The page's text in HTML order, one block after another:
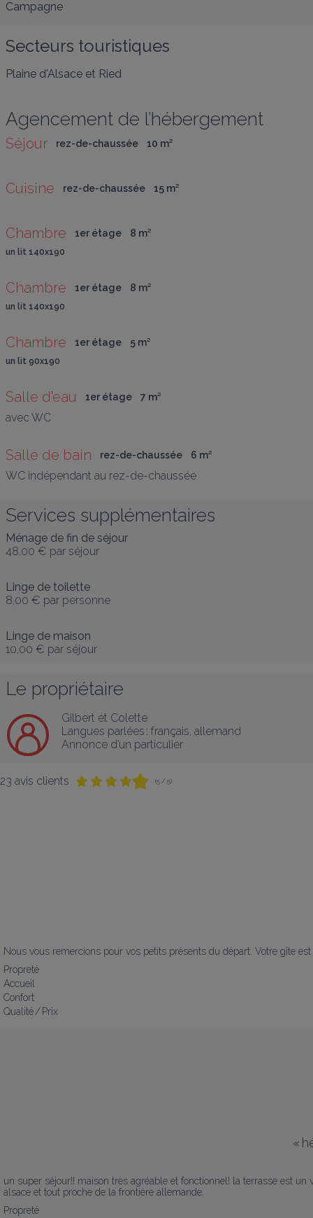
Campagne
Secteurs touristiques
Plaine d'Alsace et Ried
Agencement de l’hébergement
Séjour rez-de-chaussée 10 m²
Cuisine rez-de-chaussée 15 m²
Chambre 1er étage 8 m²
un lit 140x190
Chambre 1er étage 8 m²
un lit 140x190
Chambre 1er étage 5 m²
un lit 90x190
Salle d'eau 1er étage 7 m²
avec WC
Salle de bain rez-de-chaussée 6 m²
WC indépendant au rez-de-chaussée
Services supplémentaires
Ménage de fin de séjour
48,00 € par séjour
Linge de toilette
8,00 € par personne
Linge de maison
10,00 € par séjour
Le propriétaire
Gilbert et Colette
Langues parlées : français, allemand
Annonce d’un particulier
23 avis clients (5 / 5)
Nous vous remercions pour vos petits présents du départ. Votre gîte
Propreté
Accueil
Confort
Qualité / Prix
«
un super séjour!! maison très agréable et fonctionnel! la terrasse est
alsace et tout proche de la frontière allemande.
Propreté